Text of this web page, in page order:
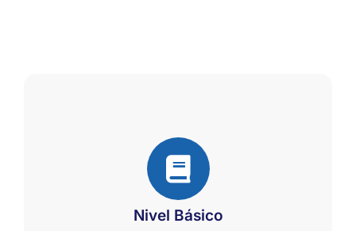
Nivel Básico